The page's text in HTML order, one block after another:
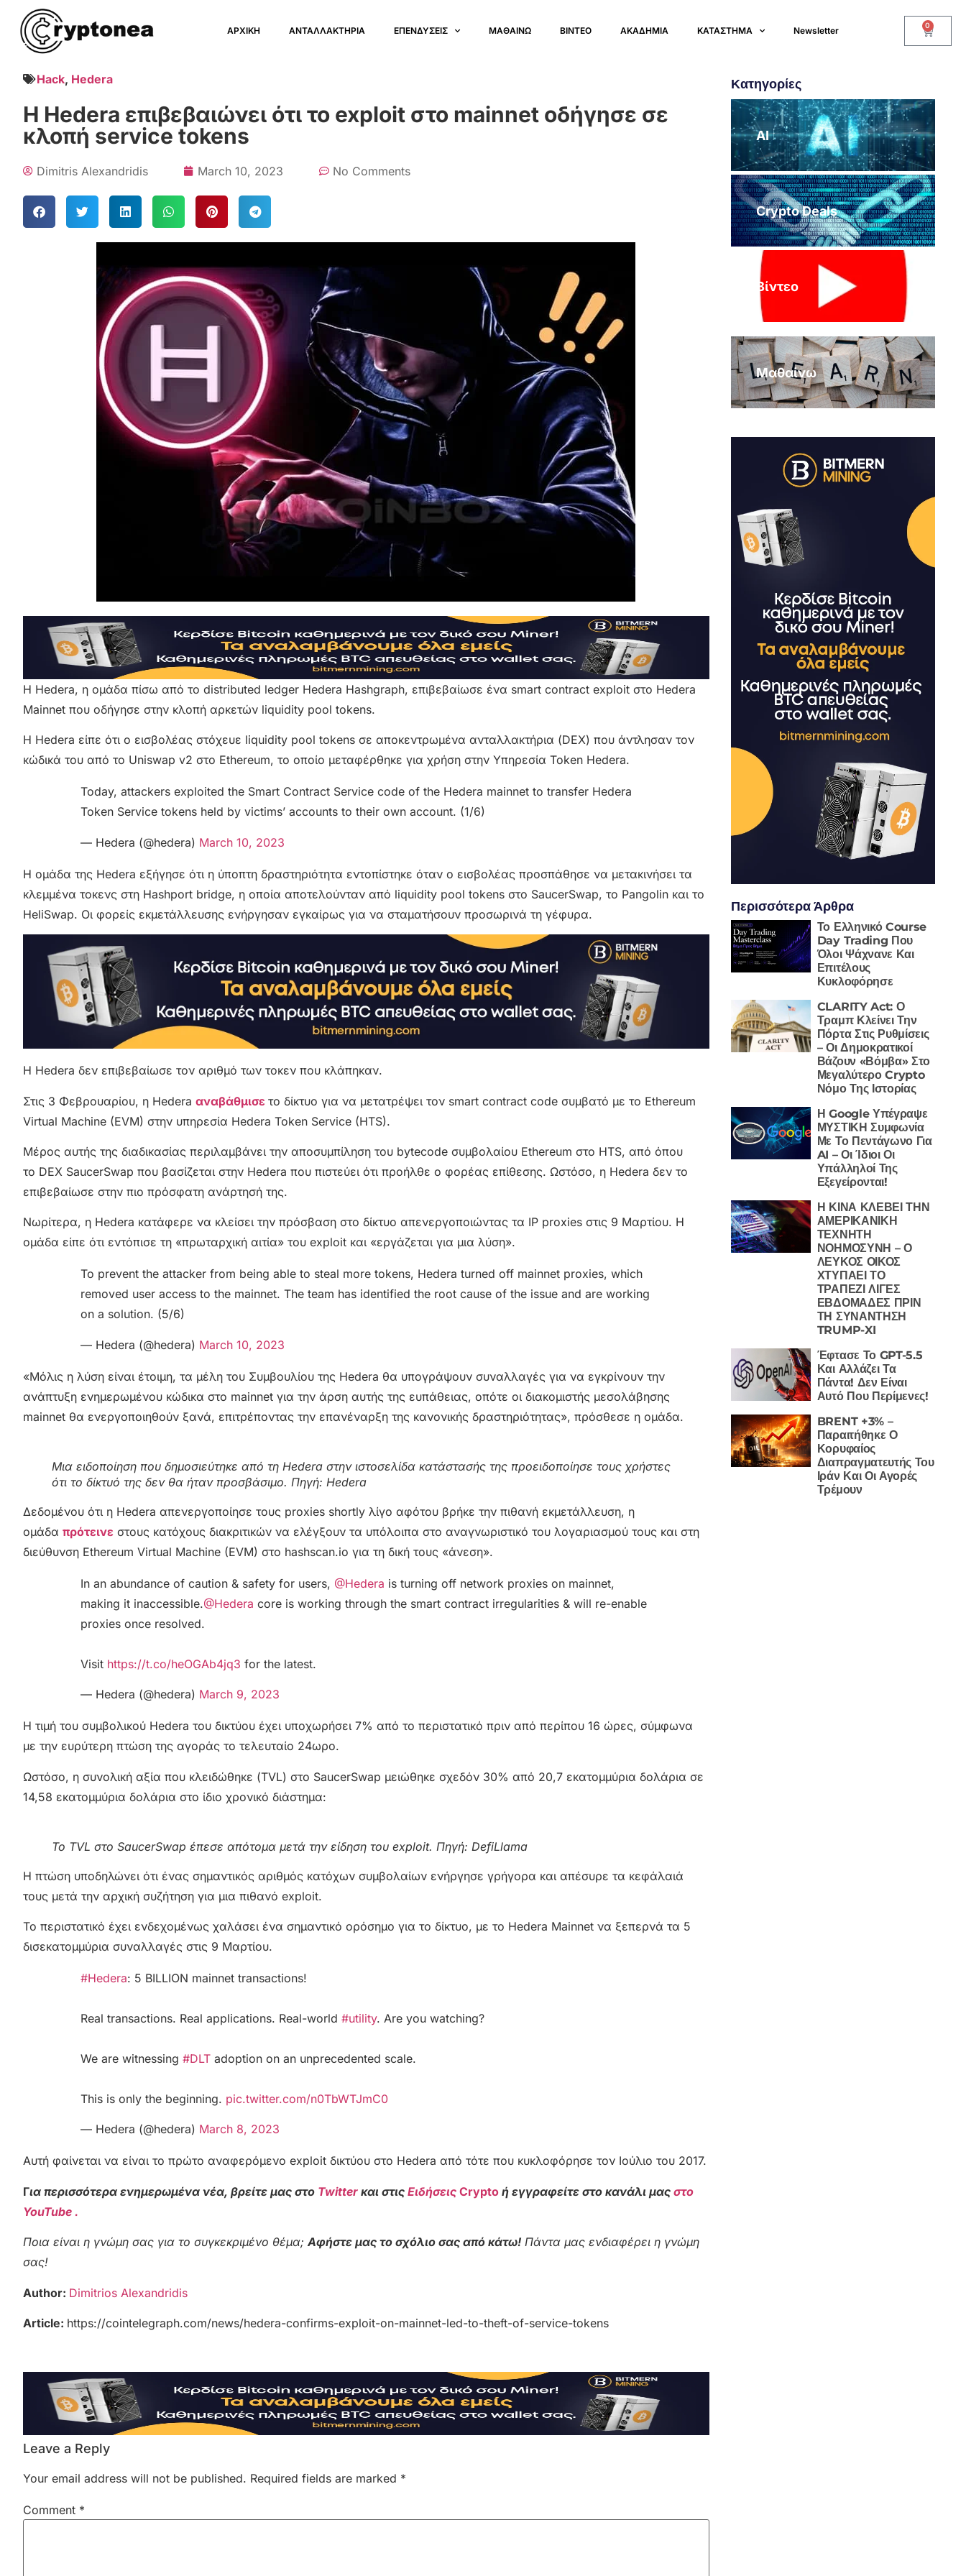
ΑΡΧΙΚΗ ΑΝΤΑΛΛΑΚΤΗΡΙΑ ΕΠΕΝΔΥΣΕΙΣ ΜΑΘΑΙΝΩ ΒΙΝΤΕΟ ΑΚΑΔΗΜΙΑ ΚΑΤΑΣΤΗΜΑ Newsletter 0
Hack, Hedera
Η Hedera επιβεβαιώνει ότι το exploit στο mainnet οδήγησε σε
κλοπή service tokens
Dimitris Alexandridis March 10, 2023 No Comments
Η Hedera, η ομάδα πίσω από το distributed ledger Hedera Hashgraph, επιβεβαίωσε ένα smart contract exploit στο Hedera
Mainnet που οδήγησε στην κλοπή αρκετών liquidity pool tokens.
Η Hedera είπε ότι ο εισβολέας στόχευε liquidity pool tokens σε αποκεντρωμένα ανταλλακτήρια (DEX) που άντλησαν τον
κώδικά του από το Uniswap v2 στο Ethereum, το οποίο μεταφέρθηκε για χρήση στην Υπηρεσία Token Hedera.
Today, attackers exploited the Smart Contract Service code of the Hedera mainnet to transfer Hedera
Token Service tokens held by victims’ accounts to their own account. (1/6)
— Hedera (@hedera) March 10, 2023
Η ομάδα της Hedera εξήγησε ότι η ύποπτη δραστηριότητα εντοπίστηκε όταν ο εισβολέας προσπάθησε να μετακινήσει τα
κλεμμένα τοκενς στη Hashport bridge, η οποία αποτελούνταν από liquidity pool tokens στο SaucerSwap, το Pangolin και το
HeliSwap. Οι φορείς εκμετάλλευσης ενήργησαν εγκαίρως για να σταματήσουν προσωρινά τη γέφυρα.
Η Hedera δεν επιβεβαίωσε τον αριθμό των τοκεν που κλάπηκαν.
Στις 3 Φεβρουαρίου, η Hedera αναβάθμισε το δίκτυο για να μετατρέψει τον smart contract code συμβατό με το Ethereum
Virtual Machine (EVM) στην υπηρεσία Hedera Token Service (HTS).
Μέρος αυτής της διαδικασίας περιλαμβάνει την αποσυμπίληση του bytecode συμβολαίου Ethereum στο HTS, από όπου
το DEX SaucerSwap που βασίζεται στην Hedera που πιστεύει ότι προήλθε ο φορέας επίθεσης. Ωστόσο, η Hedera δεν το
επιβεβαίωσε στην πιο πρόσφατη ανάρτησή της.
Νωρίτερα, η Hedera κατάφερε να κλείσει την πρόσβαση στο δίκτυο απενεργοποιώντας τα IP proxies στις 9 Μαρτίου. Η
ομάδα είπε ότι εντόπισε τη «πρωταρχική αιτία» του exploit και «εργάζεται για μια λύση».
To prevent the attacker from being able to steal more tokens, Hedera turned off mainnet proxies, which
removed user access to the mainnet. The team has identified the root cause of the issue and are working
on a solution. (5/6)
— Hedera (@hedera) March 10, 2023
«Μόλις η λύση είναι έτοιμη, τα μέλη του Συμβουλίου της Hedera θα υπογράψουν συναλλαγές για να εγκρίνουν την
ανάπτυξη ενημερωμένου κώδικα στο mainnet για την άρση αυτής της ευπάθειας, οπότε οι διακομιστής μεσολάβησης
mainnet θα ενεργοποιηθούν ξανά, επιτρέποντας την επανέναρξη της κανονικής δραστηριότητας», πρόσθεσε η ομάδα.
Μια ειδοποίηση που δημοσιεύτηκε από τη Hedera στην ιστοσελίδα κατάστασής της προειδοποίησε τους χρήστες
ότι το δίκτυό της δεν θα ήταν προσβάσιμο. Πηγή: Hedera
Δεδομένου ότι η Hedera απενεργοποίησε τους proxies shortly λίγο αφότου βρήκε την πιθανή εκμετάλλευση, η
ομάδα πρότεινε στους κατόχους διακριτικών να ελέγξουν τα υπόλοιπα στο αναγνωριστικό του λογαριασμού τους και στη
διεύθυνση Ethereum Virtual Machine (EVM) στο hashscan.io για τη δική τους «άνεση».
In an abundance of caution & safety for users, @Hedera is turning off network proxies on mainnet,
making it inaccessible.@Hedera core is working through the smart contract irregularities & will re-enable
proxies once resolved.
Visit https://t.co/heOGAb4jq3 for the latest.
— Hedera (@hedera) March 9, 2023
Η τιμή του συμβολικού Hedera του δικτύου έχει υποχωρήσει 7% από το περιστατικό πριν από περίπου 16 ώρες, σύμφωνα
με την ευρύτερη πτώση της αγοράς το τελευταίο 24ωρο.
Ωστόσο, η συνολική αξία που κλειδώθηκε (TVL) στο SaucerSwap μειώθηκε σχεδόν 30% από 20,7 εκατομμύρια δολάρια σε
14,58 εκατομμύρια δολάρια στο ίδιο χρονικό διάστημα:
Το TVL στο SaucerSwap έπεσε απότομα μετά την είδηση ​​του exploit. Πηγή: DefiLlama
Η πτώση υποδηλώνει ότι ένας σημαντικός αριθμός κατόχων συμβολαίων ενήργησε γρήγορα και απέσυρε τα κεφάλαιά
τους μετά την αρχική συζήτηση για μια πιθανό exploit.
Το περιστατικό έχει ενδεχομένως χαλάσει ένα σημαντικό ορόσημο για το δίκτυο, με το Hedera Mainnet να ξεπερνά τα 5
δισεκατομμύρια συναλλαγές στις 9 Μαρτίου.
#Hedera: 5 BILLION mainnet transactions!
Real transactions. Real applications. Real-world #utility. Are you watching?
We are witnessing #DLT adoption on an unprecedented scale.
This is only the beginning. pic.twitter.com/n0TbWTJmC0
— Hedera (@hedera) March 8, 2023
Αυτή φαίνεται να είναι το πρώτο αναφερόμενο exploit δικτύου στο Hedera από τότε που κυκλοφόρησε τον Ιούλιο του 2017.
Για περισσότερα ενημερωμένα νέα, βρείτε μας στο Twitter και στις Ειδήσεις Crypto ή εγγραφείτε στο κανάλι μας στο
YouTube .
Ποια είναι η γνώμη σας για το συγκεκριμένο θέμα;Αφήστε μας το σχόλιο σας από κάτω! Πάντα μας ενδιαφέρει η γνώμη
σας!
Author: Dimitrios Alexandridis
Article: https://cointelegraph.com/news/hedera-confirms-exploit-on-mainnet-led-to-theft-of-service-tokens
Leave a Reply
Your email address will not be published. Required fields are marked *
Comment *
Κατηγορίες
AI
Crypto Deals
Βίντεο
Μαθαίνω
Περισσότερα Άρθρα
Το Ελληνικό Course
Day Trading Που
Όλοι Ψάχνανε Και
Επιτέλους
Κυκλοφόρησε
CLARITY Act: Ο
Τραμπ Κλείνει Την
Πόρτα Στις Ρυθμίσεις
– Οι Δημοκρατικοί
Βάζουν «Βόμβα» Στο
Μεγαλύτερο Crypto
Νόμο Της Ιστορίας
Η Google Υπέγραψε
ΜΥΣΤΙΚΗ Συμφωνία
Με Το Πεντάγωνο Για
AI – Οι Ίδιοι Οι
Υπάλληλοί Της
Εξεγείρονται!
Η ΚΙΝΑ ΚΛΕΒΕΙ ΤΗΝ
ΑΜΕΡΙΚΑΝΙΚΗ
ΤΕΧΝΗΤΗ
ΝΟΗΜΟΣΥΝΗ – Ο
ΛΕΥΚΟΣ ΟΙΚΟΣ
ΧΤΥΠΑΕΙ ΤΟ
ΤΡΑΠΕΖΙ ΛΙΓΕΣ
ΕΒΔΟΜΑΔΕΣ ΠΡΙΝ
ΤΗ ΣΥΝΑΝΤΗΣΗ
TRUMP-XI
Έφτασε Το GPT-5.5
Και Αλλάζει Τα
Πάντα! Δεν Είναι
Αυτό Που Περίμενες!
BRENT +3% –
Παραιτήθηκε Ο
Κορυφαίος
Διαπραγματευτής Του
Ιράν Και Οι Αγορές
Τρέμουν